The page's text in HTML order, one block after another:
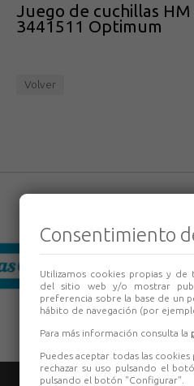
Juego de cuchillas
3441511 Optimum
Volver
Consentimiento
Utilizamos cookies propias y de
del sitio web y/o mostrar
preferencia sobre la base de un
hábito de navegación (por
Para más información consulta la
Puedes aceptar todas las
rechazar su uso pulsando el
pulsando el botón "Configurar".